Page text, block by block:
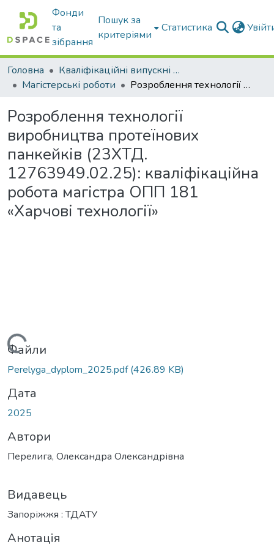
Фонди
та
зібрання
Пошук за
критеріями
Статистика
Головна
Кваліфікаційні випускні роботи бакалаврів і магістрів
Магістерські роботи
Розроблення технології виробництва протеїнових панкейків (23ХТД. 12763949.02.25): кваліфікаційна робота магістра ОПП 181 «Харчові технології»
Розроблення технології
виробництва протеїнових
панкейків (23ХТД.
12763949.02.25): кваліфікаційна
робота магістра ОПП 181
«Харчові технології»
Файли
Perelyga_dyplom_2025.pdf(426.89 KB)
Дата
2025
Автори
Перелига, Олександра Олександрівна
Видавець
Запоріжжя : ТДАТУ
Анотація